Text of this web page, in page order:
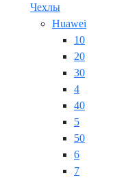
Чехлы
Huawei
10
20
30
4
40
5
50
6
7